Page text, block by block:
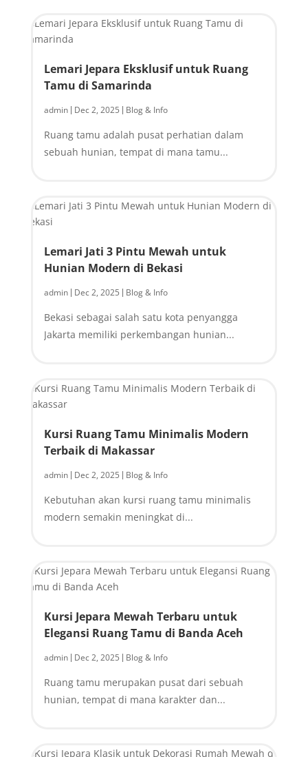
Lemari Jepara Eksklusif untuk Ruang
Tamu di Samarinda
admin Dec 2, 2025 Blog & Info
Ruang tamu adalah pusat perhatian dalam
sebuah hunian, tempat di mana tamu...
Lemari Jati 3 Pintu Mewah untuk
Hunian Modern di Bekasi
admin Dec 2, 2025 Blog & Info
Bekasi sebagai salah satu kota penyangga
Jakarta memiliki perkembangan hunian...
Kursi Ruang Tamu Minimalis Modern
Terbaik di Makassar
admin Dec 2, 2025 Blog & Info
Kebutuhan akan kursi ruang tamu minimalis
modern semakin meningkat di...
Kursi Jepara Mewah Terbaru untuk
Elegansi Ruang Tamu di Banda Aceh
admin Dec 2, 2025 Blog & Info
Ruang tamu merupakan pusat dari sebuah
hunian, tempat di mana karakter dan...